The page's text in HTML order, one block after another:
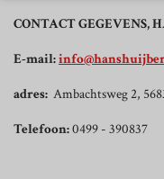
CONTACT GEGEVENS,
E-mail:
adres: Ambachtsweg 2,
Telefoon:0499 - 390837